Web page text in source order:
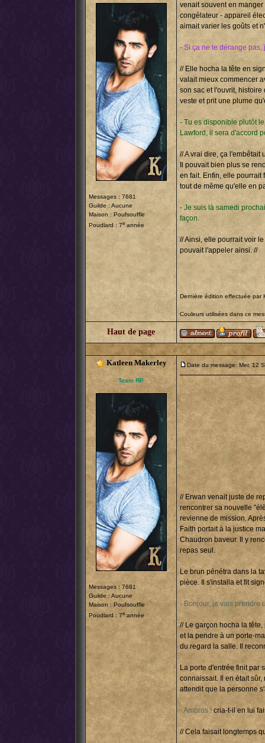
Messages : 7681
Guilde : Aucune
Maison : Poufsouffle
Poudlard : 7e année
venait souvent en
congélateur - appareil
aimait varier les goûts et
- Si ça ne te dérange
// Elle hocha la tête en
valait mieux commencer
son sac et l'ouvrit,
veste et prit une plume
- Tu es disponible plutôt
Lawford, il sera d'accord
// A vrai dire, ça
Il pouvait bien plus se
en fait. Enfin, elle pourrait
tout de même qu'elle en
- Je suis là samedi
façon.
// Ainsi, elle pourrait voir
pouvait l'appeler ainsi. //
Dernière édition effectuée par
Couleurs utilisées dans ce
Haut de page
Katleen Makerley
Team RP
Messages : 7681
Guilde : Aucune
Maison : Poufsouffle
Poudlard : 7e année
Date du message: Mer. 12
// Erwan venait juste de
rencontrer sa nouvelle
revienne de mission.
Faith portait à la justice
Chaudron baveur. Il y
repas seul.
Le brun pénétra dans la
pièce. Il s'installa et fit
- Bonjour, je vais prendre
// Le garçon hocha la
et la pendre à un porte-
du regard la salle. Il
La porte d'entrée finit par
connaissait. Il en était
attendit que la personne
- Ambros ! cria-t-il en lui
// Cela faisait longtemps